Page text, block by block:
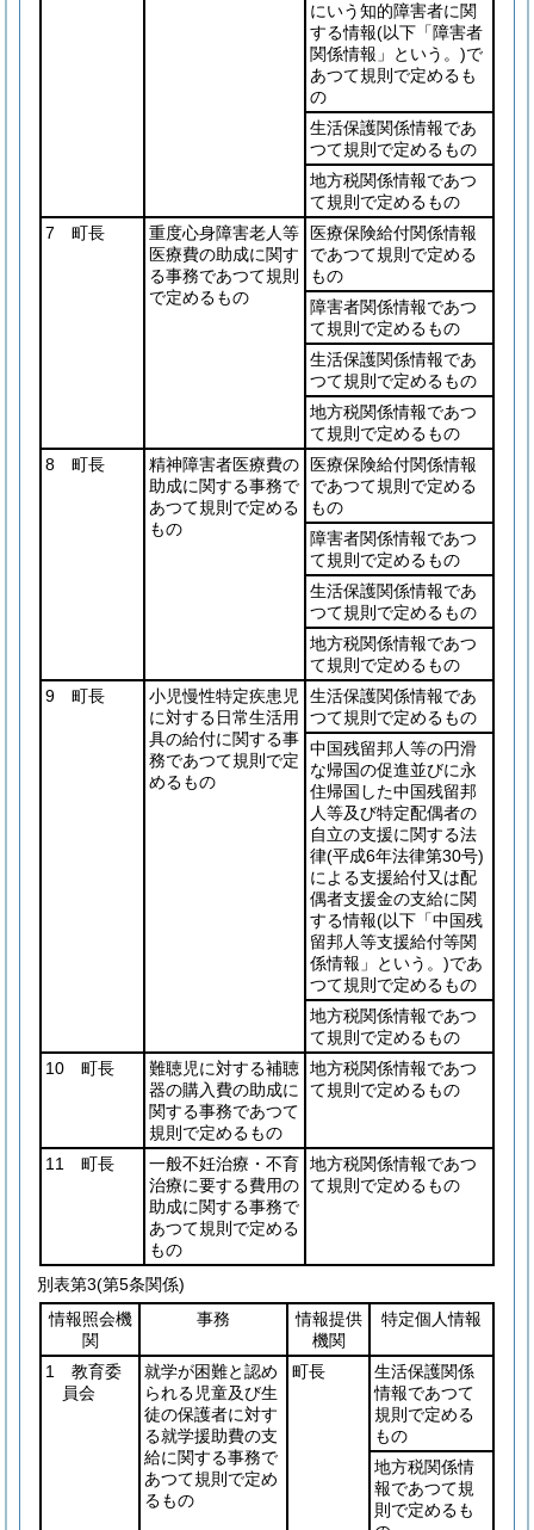
にいう知的障害者に関
する情報(以下「障害者
関係情報」という。)で
あつて規則で定めるも
の
生活保護関係情報であ
つて規則で定めるもの
地方税関係情報であつ
て規則で定めるもの
7 町長
重度心身障害老人等
医療費の助成に関す
る事務であつて規則
で定めるもの
医療保険給付関係情報
であつて規則で定める
もの
障害者関係情報であつ
て規則で定めるもの
生活保護関係情報であ
つて規則で定めるもの
地方税関係情報であつ
て規則で定めるもの
8 町長
精神障害者医療費の
助成に関する事務で
あつて規則で定める
もの
医療保険給付関係情報
であつて規則で定める
もの
障害者関係情報であつ
て規則で定めるもの
生活保護関係情報であ
つて規則で定めるもの
地方税関係情報であつ
て規則で定めるもの
9 町長
小児慢性特定疾患児
に対する日常生活用
具の給付に関する事
務であつて規則で定
めるもの
生活保護関係情報であ
つて規則で定めるもの
中国残留邦人等の円滑
な帰国の促進並びに永
住帰国した中国残留邦
人等及び特定配偶者の
自立の支援に関する法
律(平成6年法律第30号)
による支援給付又は配
偶者支援金の支給に関
する情報(以下「中国残
留邦人等支援給付等関
係情報」という。)であ
つて規則で定めるもの
地方税関係情報であつ
て規則で定めるもの
10 町長
難聴児に対する補聴
器の購入費の助成に
関する事務であつて
規則で定めるもの
地方税関係情報であつ
て規則で定めるもの
11 町長
一般不妊治療・不育
治療に要する費用の
助成に関する事務で
あつて規則で定める
もの
地方税関係情報であつ
て規則で定めるもの
別表第3(第5条関係)
情報照会機
関
事務
情報提供
機関
特定個人情報
1 教育委
員会
就学が困難と認め
られる児童及び生
徒の保護者に対す
る就学援助費の支
給に関する事務で
あつて規則で定め
るもの
町長
生活保護関係
情報であつて
規則で定める
もの
地方税関係情
報であつて規
則で定めるも